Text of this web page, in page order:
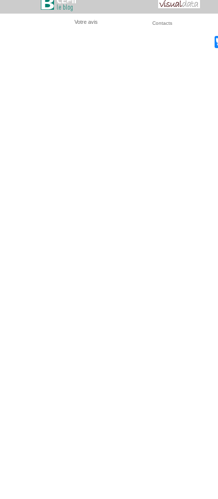
Votre avis Contacts